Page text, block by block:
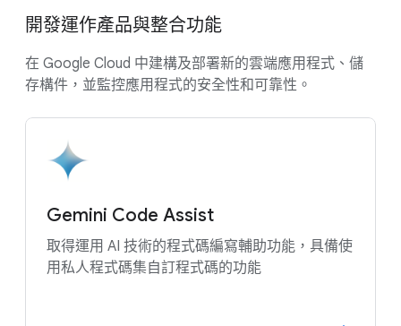
開發運作產品與整合功能
在 Google Cloud 中建構及部署新的雲端應用程式、儲
存構件，並監控應用程式的安全性和可靠性。
Gemini Code Assist
取得運用 AI 技術的程式碼編寫輔助功能，具備使
用私人程式碼集自訂程式碼的功能